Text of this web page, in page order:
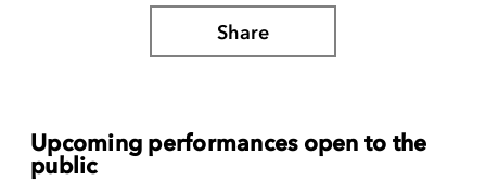
Share
Upcoming performances open to the
public